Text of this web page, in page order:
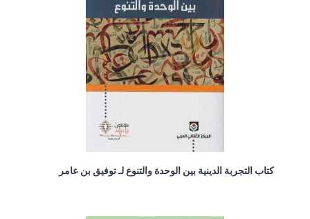
كتاب التجربة الدينية بين الوحدة والتنوع لـ توفيق بن عامر